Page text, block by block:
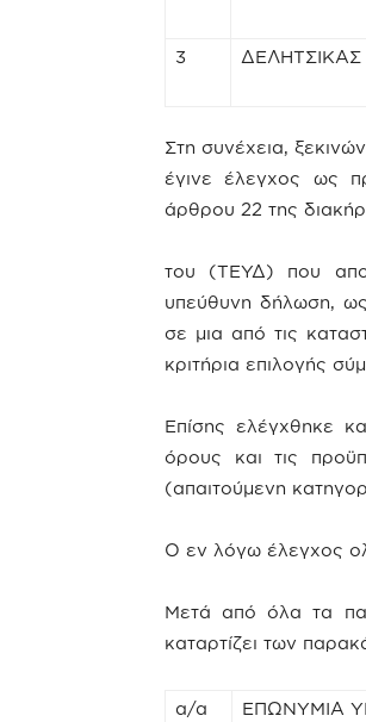
3
Στη συνέχεια,
έγινε έλεγχος ως
άρθρου 22 της
του (ΤΕΥΔ) που
υπεύθυνη δήλωση, ως
σε μια από τις
κριτήρια επιλογής
Επίσης ελέγχθηκε
όρους και τις
(απαιτούμενη
Ο εν λόγω έλεγχος
Μετά από όλα τα
καταρτίζει των
α/α ΕΠΩΝΥΜΙΑ